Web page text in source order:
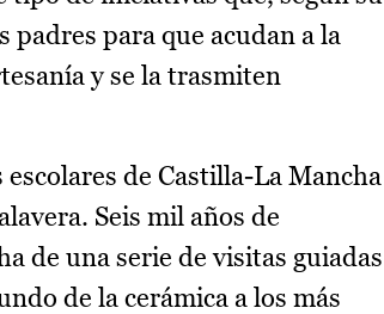
para que acudan a la
y se la trasmiten
de Castilla-La Mancha
Seis mil años de
de una serie de visitas guiadas
de la cerámica a los más